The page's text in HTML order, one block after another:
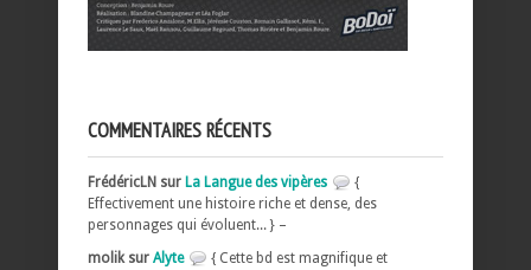
COMMENTAIRES RÉCENTS
FrédéricLN sur La Langue des vipères
{
Effectivement une histoire riche et dense, des
personnages qui évoluent... } –
molik sur Alyte
{ Cette bd est magnifique et